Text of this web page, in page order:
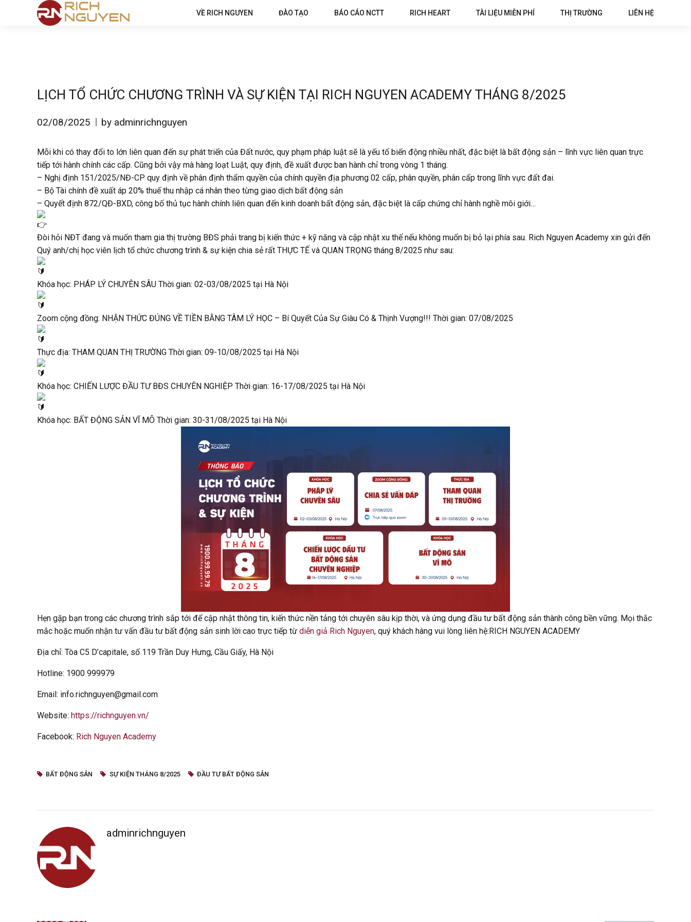
VỀ RICH NGUYEN ĐÀO TẠO BÁO CÁO NCTT RICH HEART TÀI LIỆU MIỄN PHÍ THỊ TRƯỜNG LIÊN HỆ
LỊCH TỔ CHỨC CHƯƠNG TRÌNH VÀ SỰ KIỆN TẠI RICH NGUYEN ACADEMY THÁNG 8/2025
02/08/2025 by adminrichnguyen
Mỗi khi có thay đổi to lớn liên quan đến sự phát triển của Đất nước, quy phạm pháp luật sẽ là yếu tố biến động nhiều nhất, đặc biệt là bất động sản – lĩnh vực liên quan trực
tiếp tới hành chính các cấp. Cũng bởi vậy mà hàng loạt Luật, quy định, đề xuất được ban hành chỉ trong vòng 1 tháng.
– Nghị định 151/2025/NĐ-CP quy định về phân định thẩm quyền của chính quyền địa phương 02 cấp, phân quyền, phân cấp trong lĩnh vực đất đai.
– Bộ Tài chính đề xuất áp 20% thuế thu nhập cá nhân theo từng giao dịch bất động sản
– Quyết định 872/QĐ-BXD, công bố thủ tục hành chính liên quan đến kinh doanh bất động sản, đặc biệt là cấp chứng chỉ hành nghề môi giới…
Đòi hỏi NĐT đang và muốn tham gia thị trường BĐS phải trang bị kiến thức + kỹ năng và cập nhật xu thế nếu không muốn bị bỏ lại phía sau. Rich Nguyen Academy xin gửi đến
Quý anh/chị học viên lịch tổ chức chương trình & sự kiện chia sẻ rất THỰC TẾ và QUAN TRỌNG tháng 8/2025 như sau:
Khóa học: PHÁP LÝ CHUYÊN SÂU Thời gian: 02-03/08/2025 tại Hà Nội
Zoom cộng đồng: NHẬN THỨC ĐÚNG VỀ TIỀN BẰNG TÂM LÝ HỌC – Bí Quyết Của Sự Giàu Có & Thịnh Vượng!!! Thời gian: 07/08/2025
Thực địa: THAM QUAN THỊ TRƯỜNG Thời gian: 09-10/08/2025 tại Hà Nội
Khóa học: CHIẾN LƯỢC ĐẦU TƯ BĐS CHUYÊN NGHIỆP Thời gian: 16-17/08/2025 tại Hà Nội
Khóa học: BẤT ĐỘNG SẢN VĨ MÔ Thời gian: 30-31/08/2025 tại Hà Nội
Hẹn gặp bạn trong các chương trình sắp tới để cập nhật thông tin, kiến thức nền tảng tới chuyên sâu kịp thời, và ứng dụng đầu tư bất động sản thành công bền vững. Mọi thắc
mắc hoặc muốn nhận tư vấn đầu tư bất động sản sinh lời cao trực tiếp từ diễn giả Rich Nguyen, quý khách hàng vui lòng liên hệ:RICH NGUYEN ACADEMY
Địa chỉ: Tòa C5 D’capitale, số 119 Trần Duy Hưng, Cầu Giấy, Hà Nội
Hotline: 1900 999979
Email: info.richnguyen@gmail.com
Website: https://richnguyen.vn/
Facebook: Rich Nguyen Academy
BẤT ĐỘNG SẢN SỰ KIỆN THÁNG 8/2025 ĐẦU TƯ BẤT ĐỘNG SẢN
adminrichnguyen